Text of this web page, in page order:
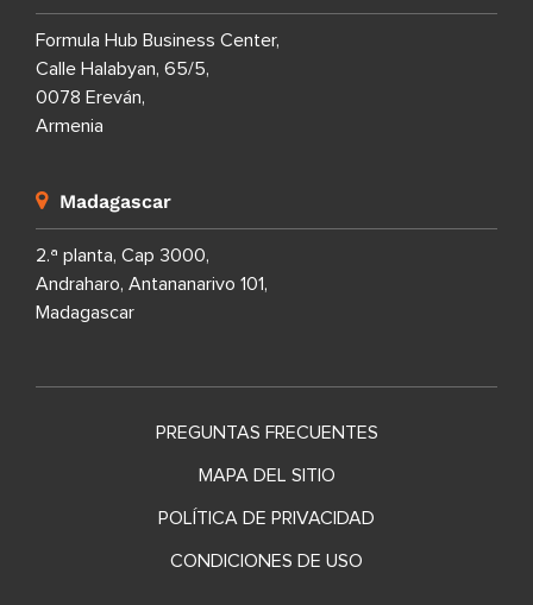
Formula Hub Business Center,
Calle Halabyan, 65/5,
0078 Ereván,
Armenia
Madagascar
2.ª planta, Cap 3000,
Andraharo, Antananarivo 101,
Madagascar
PREGUNTAS FRECUENTES
MAPA DEL SITIO
POLÍTICA DE PRIVACIDAD
CONDICIONES DE USO